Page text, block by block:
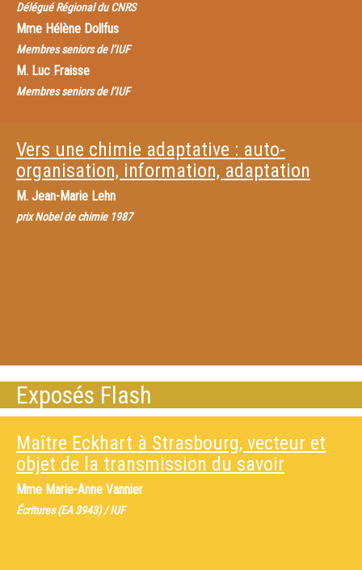
Délégué Régional du CNRS
Mme Hélène Dollfus
Membres seniors de l’IUF
M. Luc Fraisse
Membres seniors de l’IUF
Vers une chimie adaptative : auto-
organisation, information, adaptation
M. Jean-Marie Lehn
prix Nobel de chimie 1987
Exposés Flash
Maître Eckhart à Strasbourg, vecteur et
objet de la transmission du savoir
Mme Marie-Anne Vannier
Écritures (EA 3943) / IUF